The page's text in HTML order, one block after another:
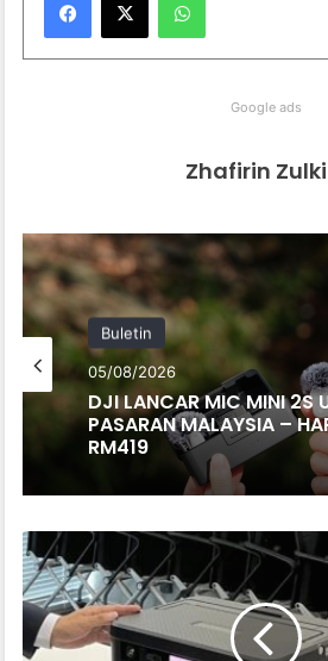
Google ads
Zhafirin
Buletin
05/08/2026
DJI LANCAR MIC MINI 2S
PASARAN MALAYSIA –
RM419
NISSAN
HASILKAN
POWERBANK
BESAR
DARI